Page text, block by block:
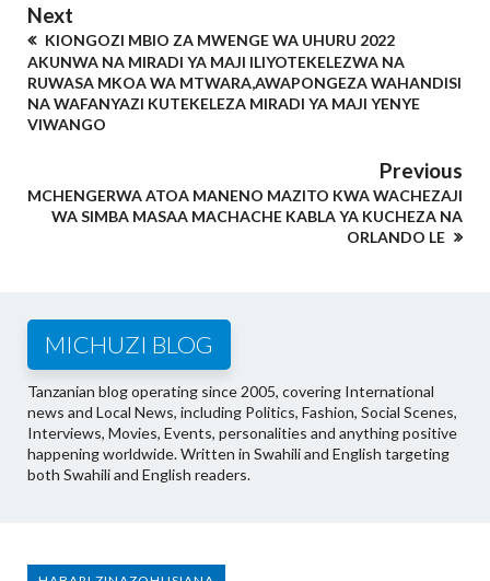
Next
KIONGOZI MBIO ZA MWENGE WA UHURU 2022
AKUNWA NA MIRADI YA MAJI ILIYOTEKELEZWA NA
RUWASA MKOA WA MTWARA,AWAPONGEZA WAHANDISI
NA WAFANYAZI KUTEKELEZA MIRADI YA MAJI YENYE
VIWANGO
Previous
MCHENGERWA ATOA MANENO MAZITO KWA WACHEZAJI
WA SIMBA MASAA MACHACHE KABLA YA KUCHEZA NA
ORLANDO LE
MICHUZI BLOG
Tanzanian blog operating since 2005, covering International
news and Local News, including Politics, Fashion, Social Scenes,
Interviews, Movies, Events, personalities and anything positive
happening worldwide. Written in Swahili and English targeting
both Swahili and English readers.